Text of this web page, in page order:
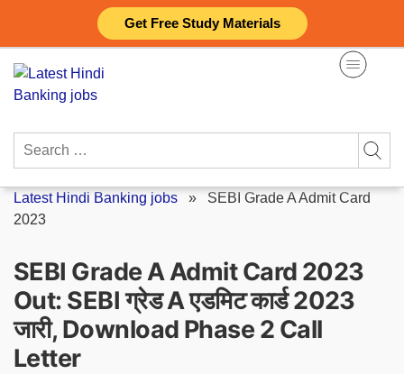
Get Free Study Materials
content
Search
Latest Hindi Banking jobs » SEBI Grade A Admit Card
2023
SEBI Grade A Admit Card 2023
Out: SEBI ग्रेड A एडमिट कार्ड 2023
जारी, Download Phase 2 Call
Letter